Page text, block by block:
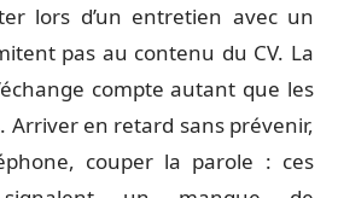
lors d’un entretien avec un
pas au contenu du CV. La
compte autant que les
Arriver en retard sans prévenir,
couper la parole : ces